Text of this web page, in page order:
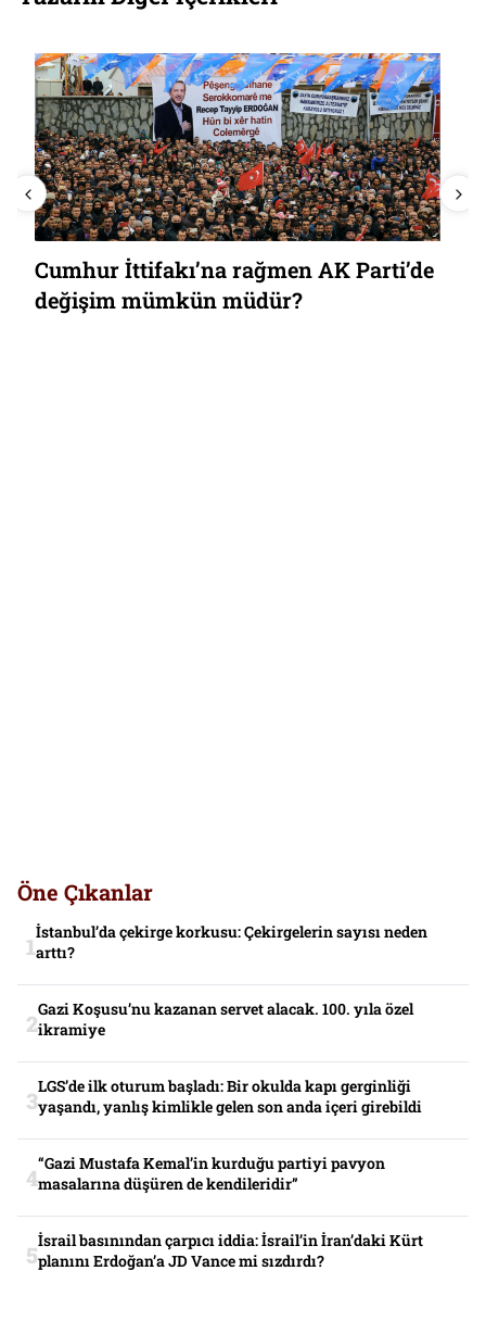
Cumhur İttifakı’na rağmen AK Parti’de
değişim mümkün müdür?
Öne Çıkanlar
İstanbul’da çekirge korkusu: Çekirgelerin sayısı neden
arttı?
Gazi Koşusu’nu kazanan servet alacak. 100. yıla özel
ikramiye
LGS’de ilk oturum başladı: Bir okulda kapı gerginliği
yaşandı, yanlış kimlikle gelen son anda içeri girebildi
“Gazi Mustafa Kemal’in kurduğu partiyi pavyon
masalarına düşüren de kendileridir”
İsrail basınından çarpıcı iddia: İsrail’in İran’daki Kürt
planını Erdoğan’a JD Vance mi sızdırdı?